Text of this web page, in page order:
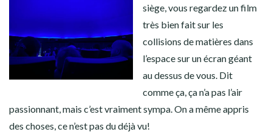
siège, vous regardez un film
très bien fait sur les
collisions de matières dans
l’espace sur un écran géant
au dessus de vous. Dit
comme ça, ça n’a pas l’air
passionnant, mais c’est vraiment sympa. On a même appris
des choses, ce n’est pas du déjà vu!